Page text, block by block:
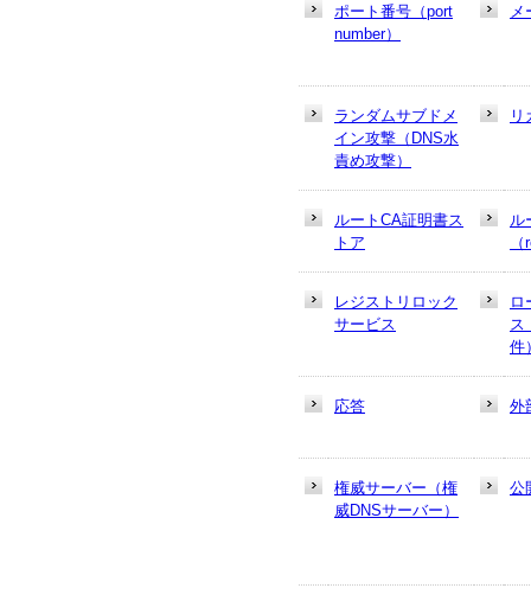
ポート番号（port
number）
メ
ランダムサブドメ
イン攻撃（DNS水
責め攻撃）
リ
ルートCA証明書ス
トア
ル
レジストリロック
サービス
ロ
ス
件
応答 外
権威サーバー（権
威DNSサーバー）
公